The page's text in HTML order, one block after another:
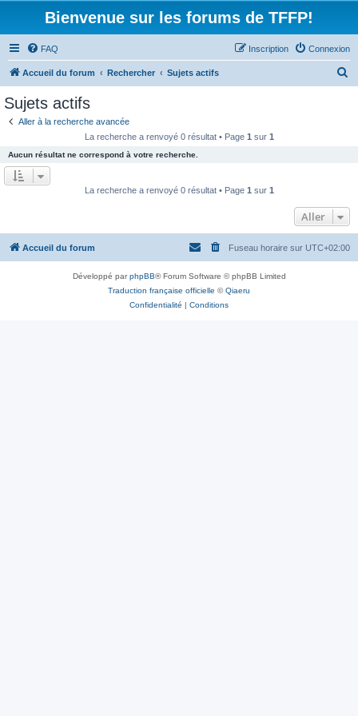
Bienvenue sur les forums de TFFP!
FAQ Connexion
Inscription
Accueil du forum Rechercher Sujets actifs
e
r
Sujets actifs
Aller à la recherche avancée
La recherche a renvoyé 0 résultat • Page 1 sur 1
Aucun résultat ne correspond à votre recherche.
La recherche a renvoyé 0 résultat • Page 1 sur 1
Aller
Accueil du forum Fuseau horaire sur UTC+02:00
Développé parphpBB® Forum Software © phpBB Limited
Traduction française officielle ©Qiaeru
Confidentialité | Conditions